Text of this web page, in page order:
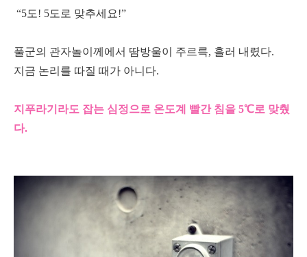
“5도! 5도로 맞추세요!”
풀군의 관자놀이께에서 땀방울이 주르륵, 흘러 내렸다.
지금 논리를 따질 때가 아니다.
지푸라기라도 잡는 심정으로 온도계 빨간 침을 5℃로 맞췄
다.